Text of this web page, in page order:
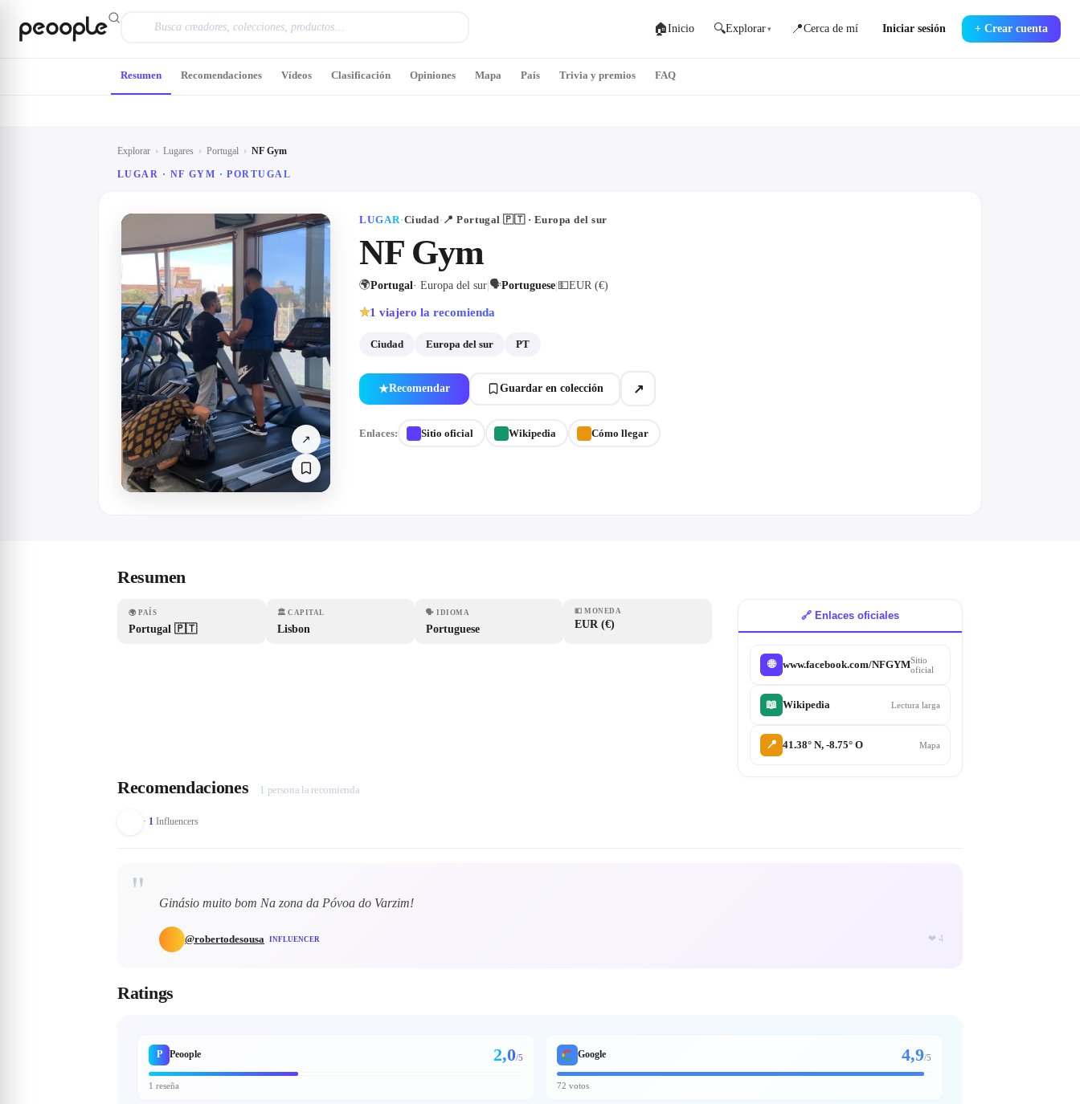
🏠Inicio 🔍Explorar ▾ 📍Cerca de mí Iniciar sesión + Crear cuenta
Explorar › Lugares › Portugal › NF Gym
LUGAR · NF GYM · PORTUGAL
↗
LUGAR·Ciudad· 📍Portugal 🇵🇹· Europa del sur
NF Gym
🌍Portugal· Europa del sur 🗣Portuguese 💵EUR (€)
★1 viajero la recomienda
Ciudad Europa del sur PT
★Recomendar Guardar en colección ↗
Enlaces: Sitio oficial Wikipedia Cómo llegar
Resumen Recomendaciones Vídeos Clasificación Opiniones Mapa País Trivia y premios FAQ
Resumen
🌍 PAÍS
Portugal 🇵🇹
🏛 CAPITAL
Lisbon
🗣 IDIOMA
Portuguese
💵 MONEDA
EUR (€)
🔗 Enlaces oficiales
🌐 www.facebook.com/NFGYMSitio
oficial
📖 Wikipedia Lectura larga
📍 41.38° N, -8.75° O Mapa
Recomendaciones 1 persona la recomienda
· 1 Influencers
" Ginásio muito bom Na zona da Póvoa do Varzim!
@robertodesousa INFLUENCER ❤ 4
Ratings
P Peoople 2,0/5
1 reseña
Google 4,9/5
72 votos